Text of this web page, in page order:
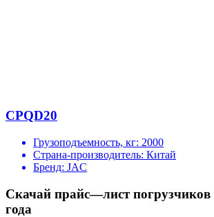
CPQD20
Грузоподъемность, кг: 2000
Страна-производитель: Китай
Бренд: JAC
Скачай прайс—лист погрузчиков
года